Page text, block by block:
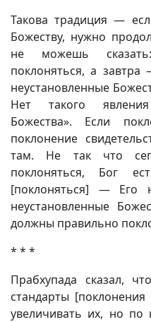
Такова традиция —
Божеству, нужно
не можешь
поклоняться, а
неустановленные
Нет такого
Божества». Если
поклонение
там. Не так что
поклоняться, Бог
[поклоняться] — Его
неустановленные
должны правильно
* * *
Прабхупада сказал,
стандарты
увеличивать их, но по